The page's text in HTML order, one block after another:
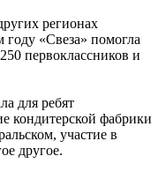
регионах
«Свеза» помогла
первоклассников и
для ребят
кондитерской фабрики
участие в
другое.